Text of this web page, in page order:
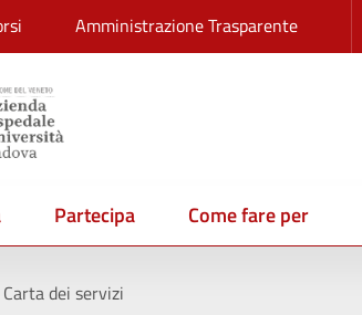
Amministrazione Trasparente
Partecipa Come fare per
Carta dei servizi